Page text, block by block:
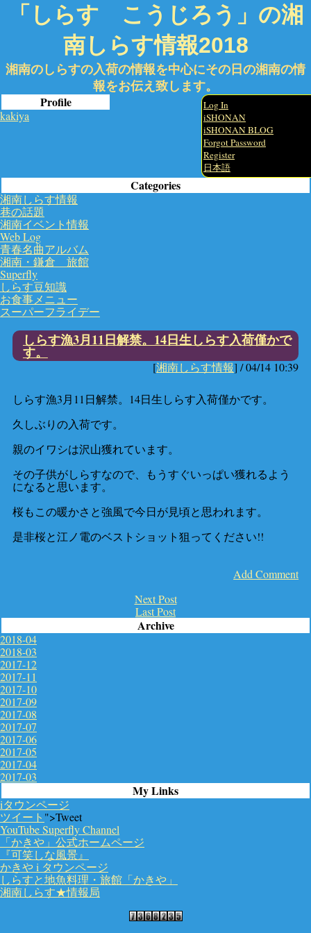
「しらす こうじろう」の湘
南しらす情報2018
湘南のしらすの入荷の情報を中心にその日の湘南の情
報をお伝え致します。
Profile
kakiya
Log In
iSHONAN
iSHONAN BLOG
Forgot Password
Register
日本語
Categories
湘南しらす情報
巷の話題
湘南イベント情報
Web Log
青春名曲アルバム
湘南・鎌倉 旅館
Superfly
しらす豆知識
お食事メニュー
スーパーフライデー
しらす漁3月11日解禁。14日生しらす入荷僅かで
す。
[湘南しらす情報] /04/14 10:39
しらす漁3月11日解禁。14日生しらす入荷僅かです。
久しぶりの入荷です。
親のイワシは沢山獲れています。
その子供がしらすなので、もうすぐいっぱい獲れるよう
になると思います。
桜もこの暖かさと強風で今日が見頃と思われます。
是非桜と江ノ電のベストショット狙ってください!!
Add Comment
Next Post
Last Post
Archive
2018-04
2018-03
2017-12
2017-11
2017-10
2017-09
2017-08
2017-07
2017-06
2017-05
2017-04
2017-03
My Links
iタウンページ
ツイート ">Tweet
YouTube Superfly Channel
「かきや」公式ホームページ
『可笑しな風景』
かきや i タウンページ
しらすと地魚料理・旅館「かきや」
湘南しらす★情報局